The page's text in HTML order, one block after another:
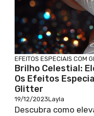
EFEITOS ESPECIAIS COM
Brilho Celestial:
Os Efeitos
Glitter
19/12/2023Layla
Descubra como